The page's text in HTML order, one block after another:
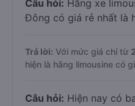
Câu hỏi: Hãng xe
Đông có giá rẻ nhất là
Trả lời: Với mức giá chỉ từ
hiện là hãng limousine có
Câu hỏi: Hiện nay có